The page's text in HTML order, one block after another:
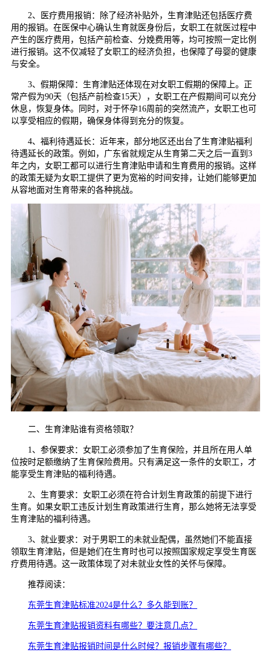
2、医疗费用报销：除了经济补贴外，生育津贴还包括医疗费
用的报销。在医保中心确认生育就医身份后，女职工在就医过程中
产生的医疗费用，包括产前检查、分娩费用等，均可按照一定比例
进行报销。这不仅减轻了女职工的经济负担，也保障了母婴的健康
与安全。
3、假期保障：生育津贴还体现在对女职工假期的保障上。正
常产假为90天（包括产前检查15天），女职工在产假期间可以充分
休息，恢复身体。同时，对于怀孕16周前的突然流产，女职工也可
以享受相应的假期，确保身体得到充分的恢复。
4、福利待遇延长：近年来，部分地区还出台了生育津贴福利
待遇延长的政策。例如，广东省就规定从生育第二天之后一直到3
年之内，女职工都可以进行生育津贴申请和生育费用的报销。这样
的政策无疑为女职工提供了更为宽裕的时间安排，让她们能够更加
从容地面对生育带来的各种挑战。
二、生育津贴谁有资格领取？
1、参保要求：女职工必须参加了生育保险，并且所在用人单
位按时足额缴纳了生育保险费用。只有满足这一条件的女职工，才
能享受生育津贴的福利待遇。
2、生育要求：女职工必须在符合计划生育政策的前提下进行
生育。如果女职工违反计划生育政策进行生育，那么她将无法享受
生育津贴的福利待遇。
3、就业要求：对于男职工的未就业配偶，虽然她们不能直接
领取生育津贴，但是她们在生育时也可以按照国家规定享受生育医
疗费用待遇。这一政策体现了对未就业女性的关怀与保障。
推荐阅读：
东莞生育津贴标准2024是什么？多久能到账？
东莞生育津贴报销资料有哪些？要注意几点？
东莞生育津贴报销时间是什么时候？报销步骤有哪些？